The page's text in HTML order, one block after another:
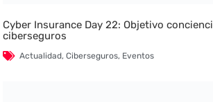
Cyber Insurance Day 22: Objetivo
ciberseguros
Actualidad,Ciberseguros, Eventos